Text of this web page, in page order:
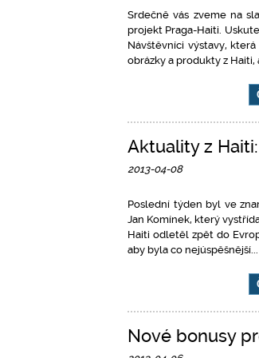
Srdečně vás zveme na
projekt Praga-Haiti.
Návštěvníci výstavy,
obrázky a produkty z
Aktuality z
2013-04-08
Poslední týden byl ve
Jan Komínek, který
Haiti odletěl zpět do
aby byla co nejúspěšnější...
Nové bonusy